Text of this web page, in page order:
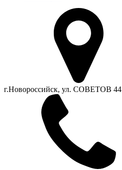
г.Новороссийск, ул. СОВЕТОВ 44